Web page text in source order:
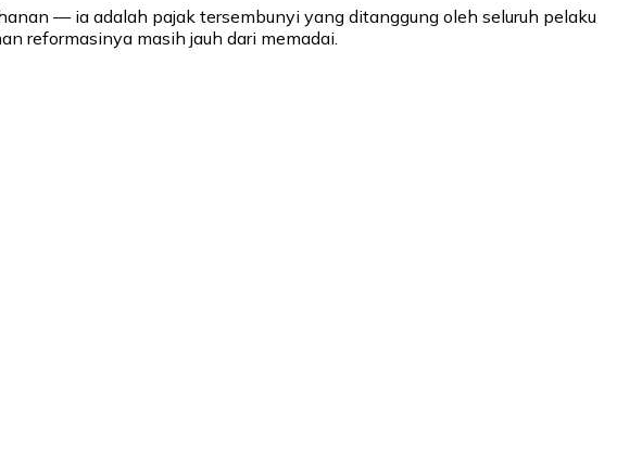
— ia adalah pajak tersembunyi yang ditanggung oleh seluruh pelaku
reformasinya masih jauh dari memadai.